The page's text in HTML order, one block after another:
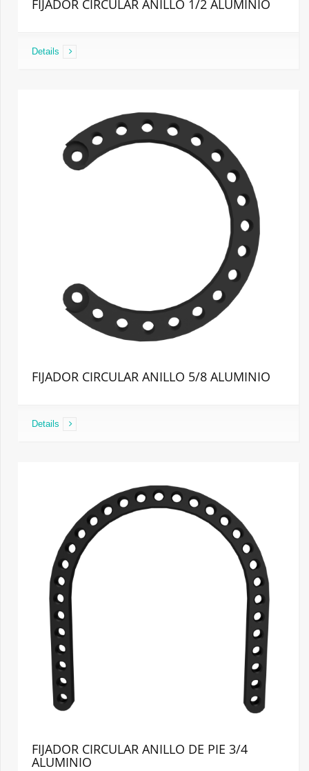
FIJADOR CIRCULAR ANILLO 1/2 ALUMINIO
Details
FIJADOR CIRCULAR ANILLO 5/8 ALUMINIO
Details
FIJADOR CIRCULAR ANILLO DE PIE 3/4
ALUMINIO